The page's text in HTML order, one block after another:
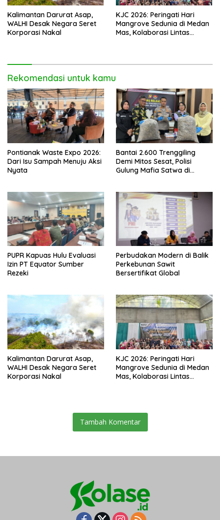
Kalimantan Darurat Asap,
WALHI Desak Negara Seret
Korporasi Nakal
KJC 2026: Peringati Hari
Mangrove Sedunia di Medan
Mas, Kolaborasi Lintas
Rekomendasi untuk kamu
Pontianak Waste Expo 2026:
Dari Isu Sampah Menuju Aksi
Nyata
Bantai 2.600 Trenggiling
Demi Mitos Sesat, Polisi
Gulung Mafia Satwa di
PUPR Kapuas Hulu Evaluasi
Izin PT Equator Sumber
Rezeki
Perbudakan Modern di Balik
Perkebunan Sawit
Bersertifikat Global
Kalimantan Darurat Asap,
WALHI Desak Negara Seret
Korporasi Nakal
KJC 2026: Peringati Hari
Mangrove Sedunia di Medan
Mas, Kolaborasi Lintas
Tambah Komentar